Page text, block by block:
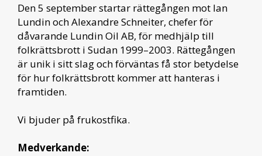
Den 5 september startar rättegången mot Ian
Lundin och Alexandre Schneiter, chefer för
dåvarande Lundin Oil AB, för medhjälp till
folkrättsbrott i Sudan 1999–2003. Rättegången
är unik i sitt slag och förväntas få stor betydelse
för hur folkrättsbrott kommer att hanteras i
framtiden.
Vi bjuder på frukostfika.
Medverkande: